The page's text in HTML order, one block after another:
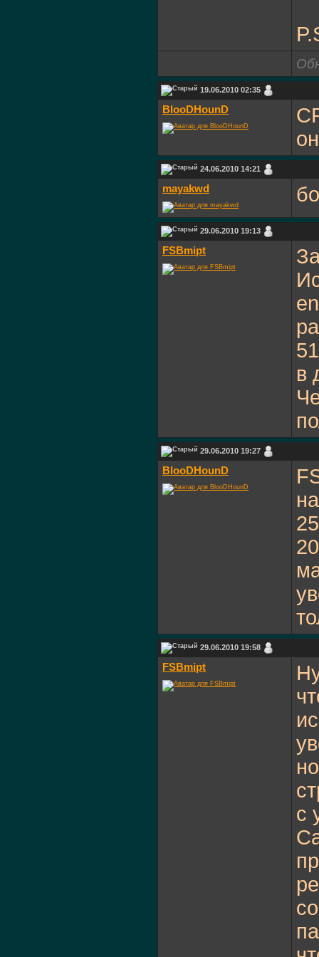
19.06.2010 02:35
BlooDHounD
24.06.2010 14:21
mayakwd
29.06.2010 19:13
FSBmipt
в
29.06.2010 19:27
BlooDHounD
29.06.2010 19:58
FSBmipt
с